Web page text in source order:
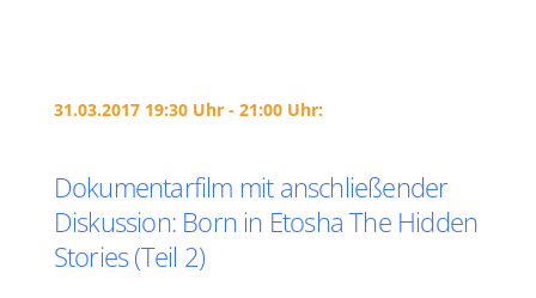
31.03.2017 19:30 Uhr - 21:00 Uhr:
Dokumentarfilm mit anschließender
Diskussion: Born in Etosha The Hidden
Stories (Teil 2)